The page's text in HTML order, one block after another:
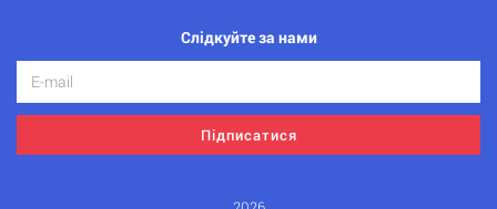
Слідкуйте за нами
Підписатися